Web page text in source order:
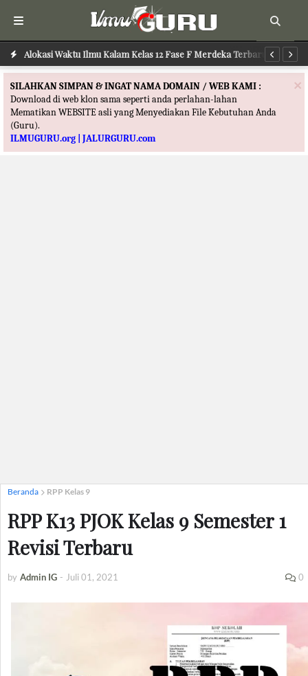
Alokasi Waktu Ilmu Kalam Kelas 12 Fase F Merdeka Terbaru
×
SILAHKAN SIMPAN & INGAT NAMA DOMAIN / WEB KAMI :
Download di web klon sama seperti anda perlahan-lahan
Mematikan WEBSITE asli yang Menyediakan File Kebutuhan Anda
(Guru).
ILMUGURU.org | JALURGURU.com
Beranda RPP Kelas 9
RPP K13 PJOK Kelas 9 Semester 1
Revisi Terbaru
by Admin IG - Juli 01, 2021 0